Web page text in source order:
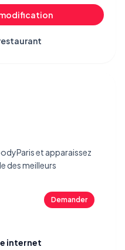
et apparaissez
des meilleurs
Demander
internet